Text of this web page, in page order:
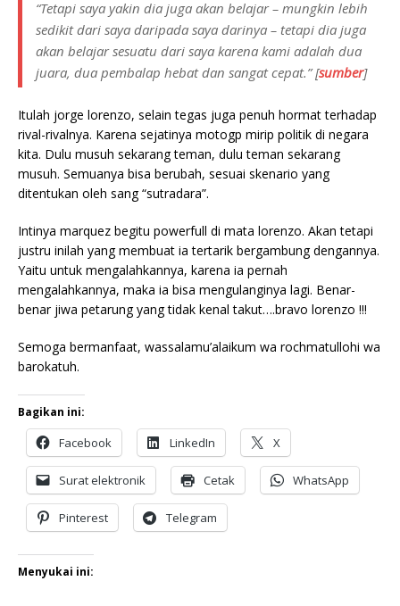
“Tetapi saya yakin dia juga akan belajar – mungkin lebih
sedikit dari saya daripada saya darinya – tetapi dia juga
akan belajar sesuatu dari saya karena kami adalah dua
juara, dua pembalap hebat dan sangat cepat.” [sumber]
Itulah jorge lorenzo, selain tegas juga penuh hormat terhadap
rival-rivalnya. Karena sejatinya motogp mirip politik di negara
kita. Dulu musuh sekarang teman, dulu teman sekarang
musuh. Semuanya bisa berubah, sesuai skenario yang
ditentukan oleh sang “sutradara”.
Intinya marquez begitu powerfull di mata lorenzo. Akan tetapi
justru inilah yang membuat ia tertarik bergambung dengannya.
Yaitu untuk mengalahkannya, karena ia pernah
mengalahkannya, maka ia bisa mengulanginya lagi. Benar-
benar jiwa petarung yang tidak kenal takut….bravo lorenzo !!!
Semoga bermanfaat, wassalamu’alaikum wa rochmatullohi wa
barokatuh.
Bagikan ini:
Facebook LinkedIn X
Surat elektronik Cetak WhatsApp
Pinterest Telegram
Menyukai ini: